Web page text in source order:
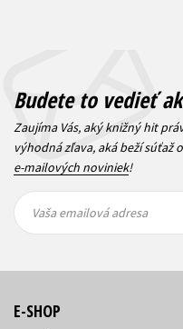
Budete to vedieť
Zaujíma Vás, aký knižný hit
výhodná zľava, aká beží súťaž
e-mailových noviniek!
emailová
emailová
Vaša emailová adresa
E-SHOP